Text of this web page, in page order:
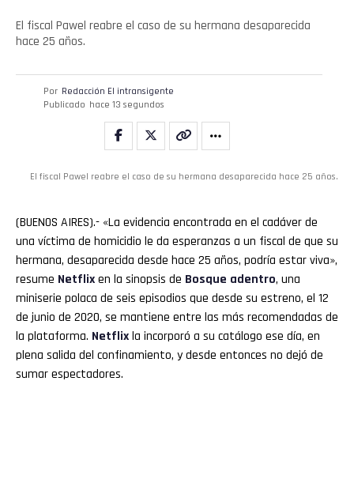
El fiscal Pawel reabre el caso de su hermana desaparecida
hace 25 años.
Por Redacción El intransigente
Publicado hace 13 segundos
El fiscal Pawel reabre el caso de su hermana desaparecida hace 25 años.
(BUENOS AIRES).- «La evidencia encontrada en el cadáver de
una víctima de homicidio le da esperanzas a un fiscal de que su
hermana, desaparecida desde hace 25 años, podría estar viva»,
resume Netflixen la sinopsis de Bosque adentro, una
miniserie polaca de seis episodios que desde su estreno, el 12
de junio de 2020, se mantiene entre las más recomendadas de
la plataforma. Netflixla incorporó a su catálogo ese día, en
plena salida del confinamiento, y desde entonces no dejó de
sumar espectadores.